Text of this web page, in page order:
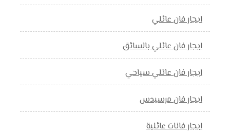
ايجار فان عائلي
ايجار فان عائلي بالسائق
ايجار فان عائلي سياحي
ايجار فان مرسيدس
ايجار فانات عائلية